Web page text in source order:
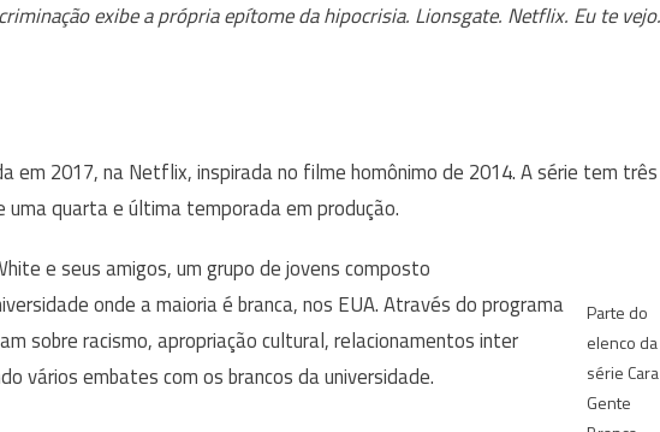
exibe a própria epítome da hipocrisia. Lionsgate. Netflix. Eu te vejo.
em 2017, na Netflix, inspirada no filme homônimo de 2014. A série tem três
quarta e última temporada em produção.
Parte do
elenco da
série Cara
Gente
e seus amigos, um grupo de jovens composto
onde a maioria é branca, nos EUA. Através do programa
sobre racismo, apropriação cultural, relacionamentos inter
vários embates com os brancos da universidade.